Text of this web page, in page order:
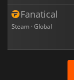
Fanatical
Steam · Global